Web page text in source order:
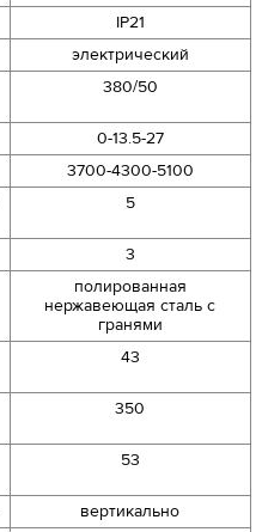
IP21
электрический
380/50
0-13.5-27
3700-4300-5100
5
3
полированная
нержавеющая сталь с
гранями
43
350
53
вертикально